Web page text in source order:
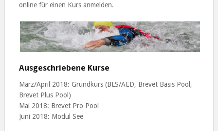
online für einen Kurs anmelden.
Ausgeschriebene Kurse
März/April 2018: Grundkurs (BLS/AED, Brevet Basis Pool,
Brevet Plus Pool)
Mai 2018: Brevet Pro Pool
Juni 2018: Modul See